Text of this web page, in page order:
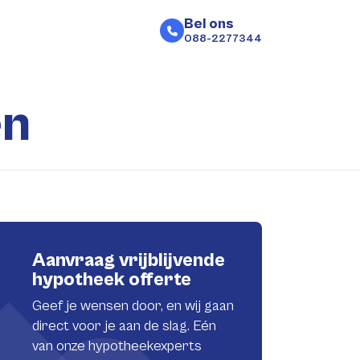
Bel ons
088-2277344
Aanvraag vrijblijvende
hypotheek offerte
Geef je wensen door, en wij gaan
direct voor je aan de slag. Eén
van onze hypotheekexperts